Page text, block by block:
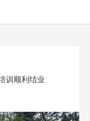
训顺利结业